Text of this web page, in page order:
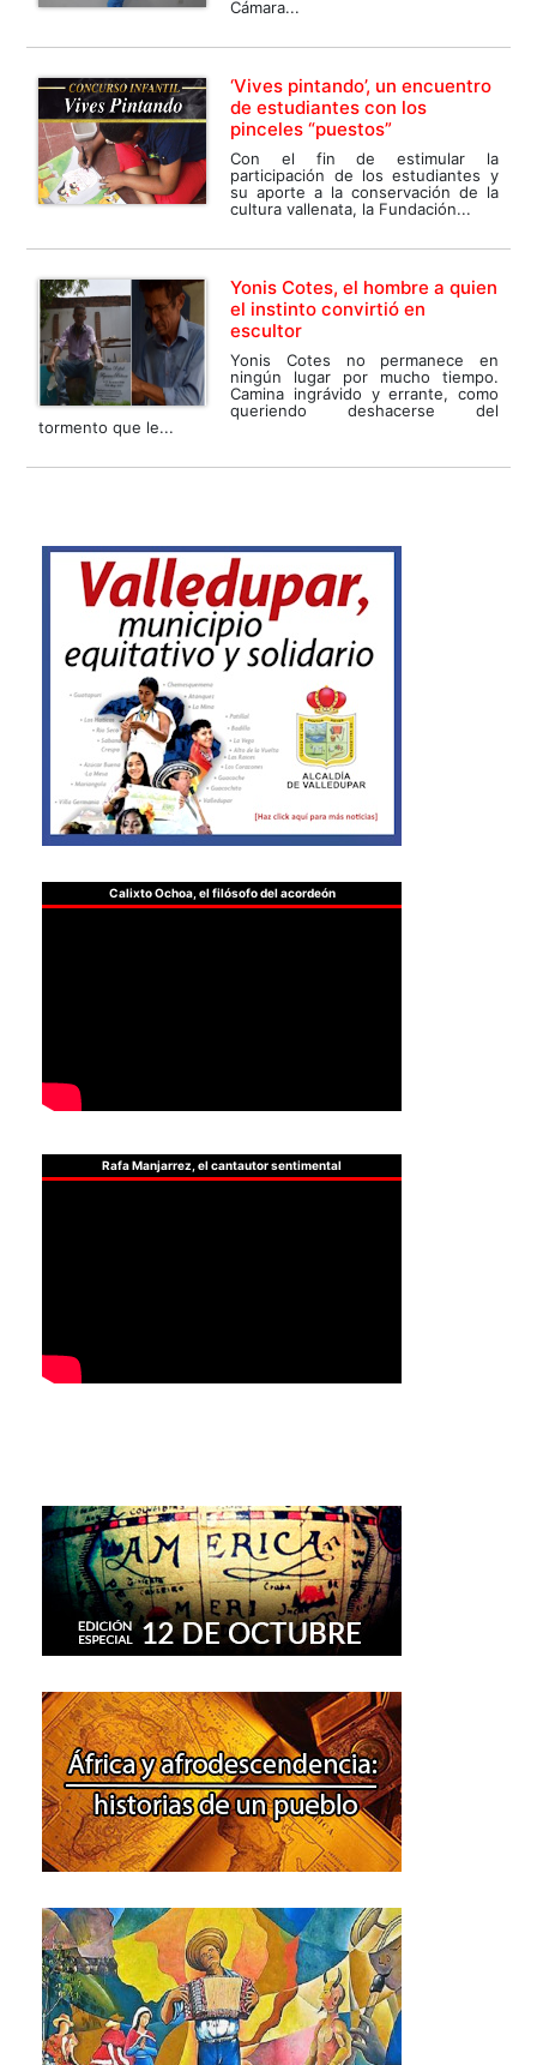
Cámara...
‘Vives pintando’, un encuentro
de estudiantes con los
pinceles “puestos”
Con el fin de estimular la
participación de los estudiantes y
su aporte a la conservación de la
cultura vallenata, la Fundación...
Yonis Cotes, el hombre a quien
el instinto convirtió en
escultor
Yonis Cotes no permanece en
ningún lugar por mucho tiempo.
Camina ingrávido y errante, como
queriendo deshacerse del
tormento que le...
Calixto Ochoa, el filósofo del acordeón
Rafa Manjarrez, el cantautor sentimental